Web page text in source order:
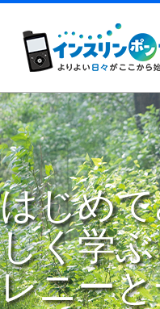
はじめ
しく学ぶ
レニーと